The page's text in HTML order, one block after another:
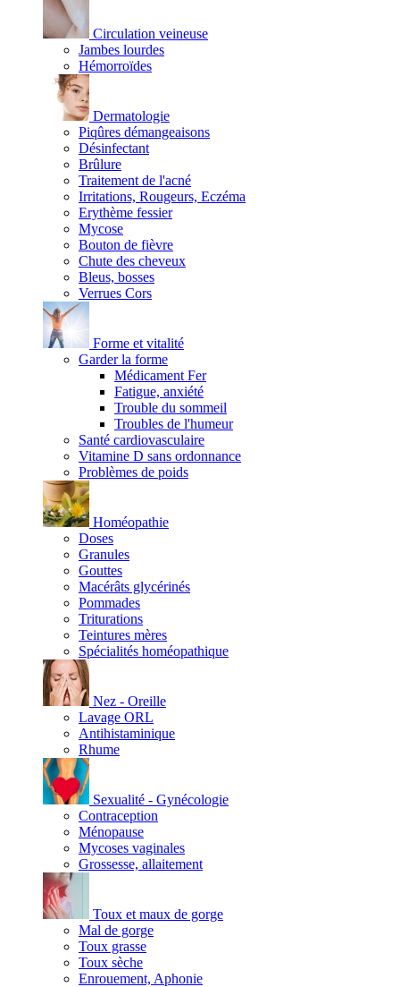
Circulation veineuse
Jambes lourdes
Hémorroïdes
Dermatologie
Piqûres démangeaisons
Désinfectant
Brûlure
Traitement de l'acné
Irritations, Rougeurs, Eczéma
Erythème fessier
Mycose
Bouton de fièvre
Chute des cheveux
Bleus, bosses
Verrues Cors
Forme et vitalité
Garder la forme
Médicament Fer
Fatigue, anxiété
Trouble du sommeil
Troubles de l'humeur
Santé cardiovasculaire
Vitamine D sans ordonnance
Problèmes de poids
Homéopathie
Doses
Granules
Gouttes
Macérâts glycérinés
Pommades
Triturations
Teintures mères
Spécialités homéopathique
Nez - Oreille
Lavage ORL
Antihistaminique
Rhume
Sexualité - Gynécologie
Contraception
Ménopause
Mycoses vaginales
Grossesse, allaitement
Toux et maux de gorge
Mal de gorge
Toux grasse
Toux sèche
Enrouement, Aphonie